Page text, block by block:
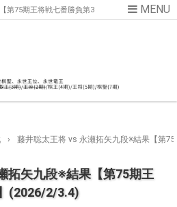
第75期王将戦七番勝負第3
› 藤井聡太王将 vs 永瀬拓矢九段※結果【第
拓矢九段※結果【第75期王
(2026/2/3.4)